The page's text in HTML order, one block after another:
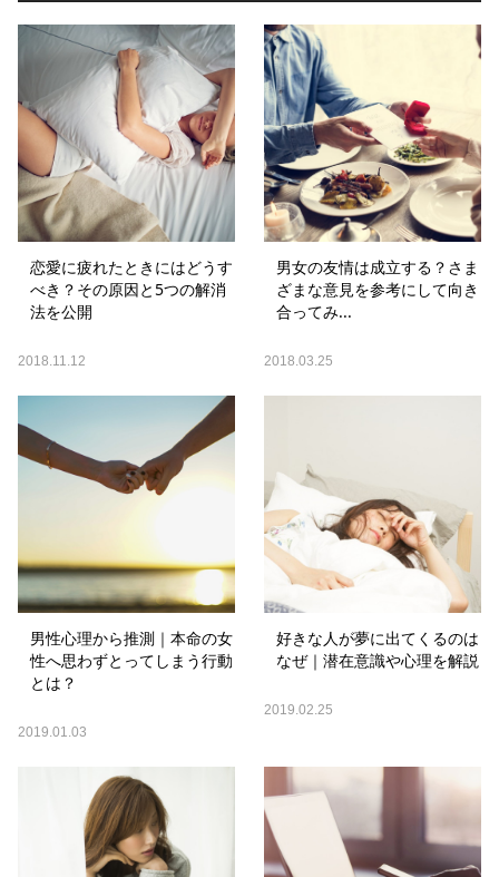
恋愛に疲れたときにはどうす
べき？その原因と5つの解消
法を公開
2018.11.12
男女の友情は成立する？さま
ざまな意見を参考にして向き
合ってみ...
2018.03.25
男性心理から推測｜本命の女
性へ思わずとってしまう行動
とは？
2019.01.03
好きな人が夢に出てくるのは
なぜ｜潜在意識や心理を解説
2019.02.25